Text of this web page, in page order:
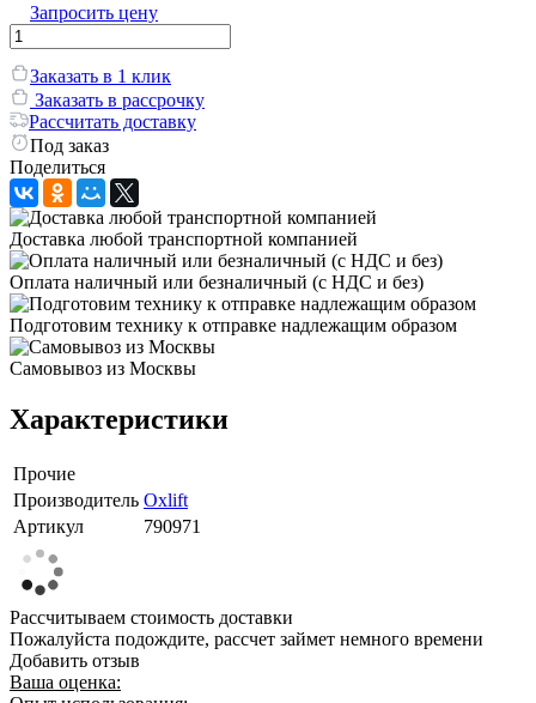
Запросить цену
Заказать в 1 клик
Заказать в рассрочку
Рассчитать доставку
Под заказ
Поделиться
Доставка любой транспортной компанией
Оплата наличный или безналичный (с НДС и без)
Подготовим технику к отправке надлежащим образом
Самовывоз из Москвы
Характеристики
Прочие
Производитель Oxlift
Артикул
790971
Рассчитываем стоимость доставки
Пожалуйста подождите, рассчет займет немного времени
Добавить отзыв
Ваша оценка: